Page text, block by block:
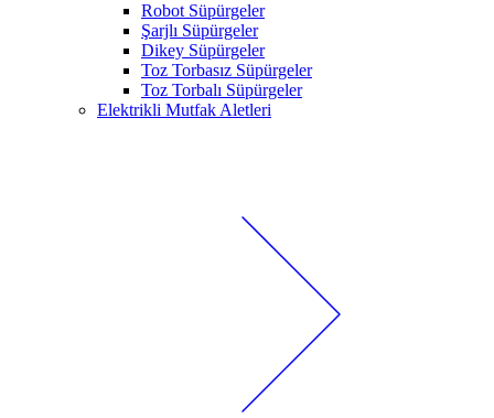
Robot Süpürgeler
Şarjlı Süpürgeler
Dikey Süpürgeler
Toz Torbasız Süpürgeler
Toz Torbalı Süpürgeler
Elektrikli Mutfak Aletleri